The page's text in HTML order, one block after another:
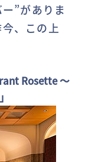
”がありま
、この上
Rosette ～